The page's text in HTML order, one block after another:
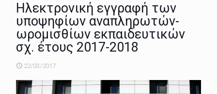
Ηλεκτρονική εγγραφή των
υποψηφίων αναπληρωτών-
ωρομισθίων εκπαιδευτικών
σχ. έτους 2017-2018
22/03/2017